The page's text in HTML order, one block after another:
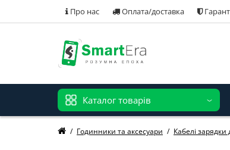
Про нас Оплата/доставка
Каталог товарів
Годинники та аксесуари Кабелі зарядки